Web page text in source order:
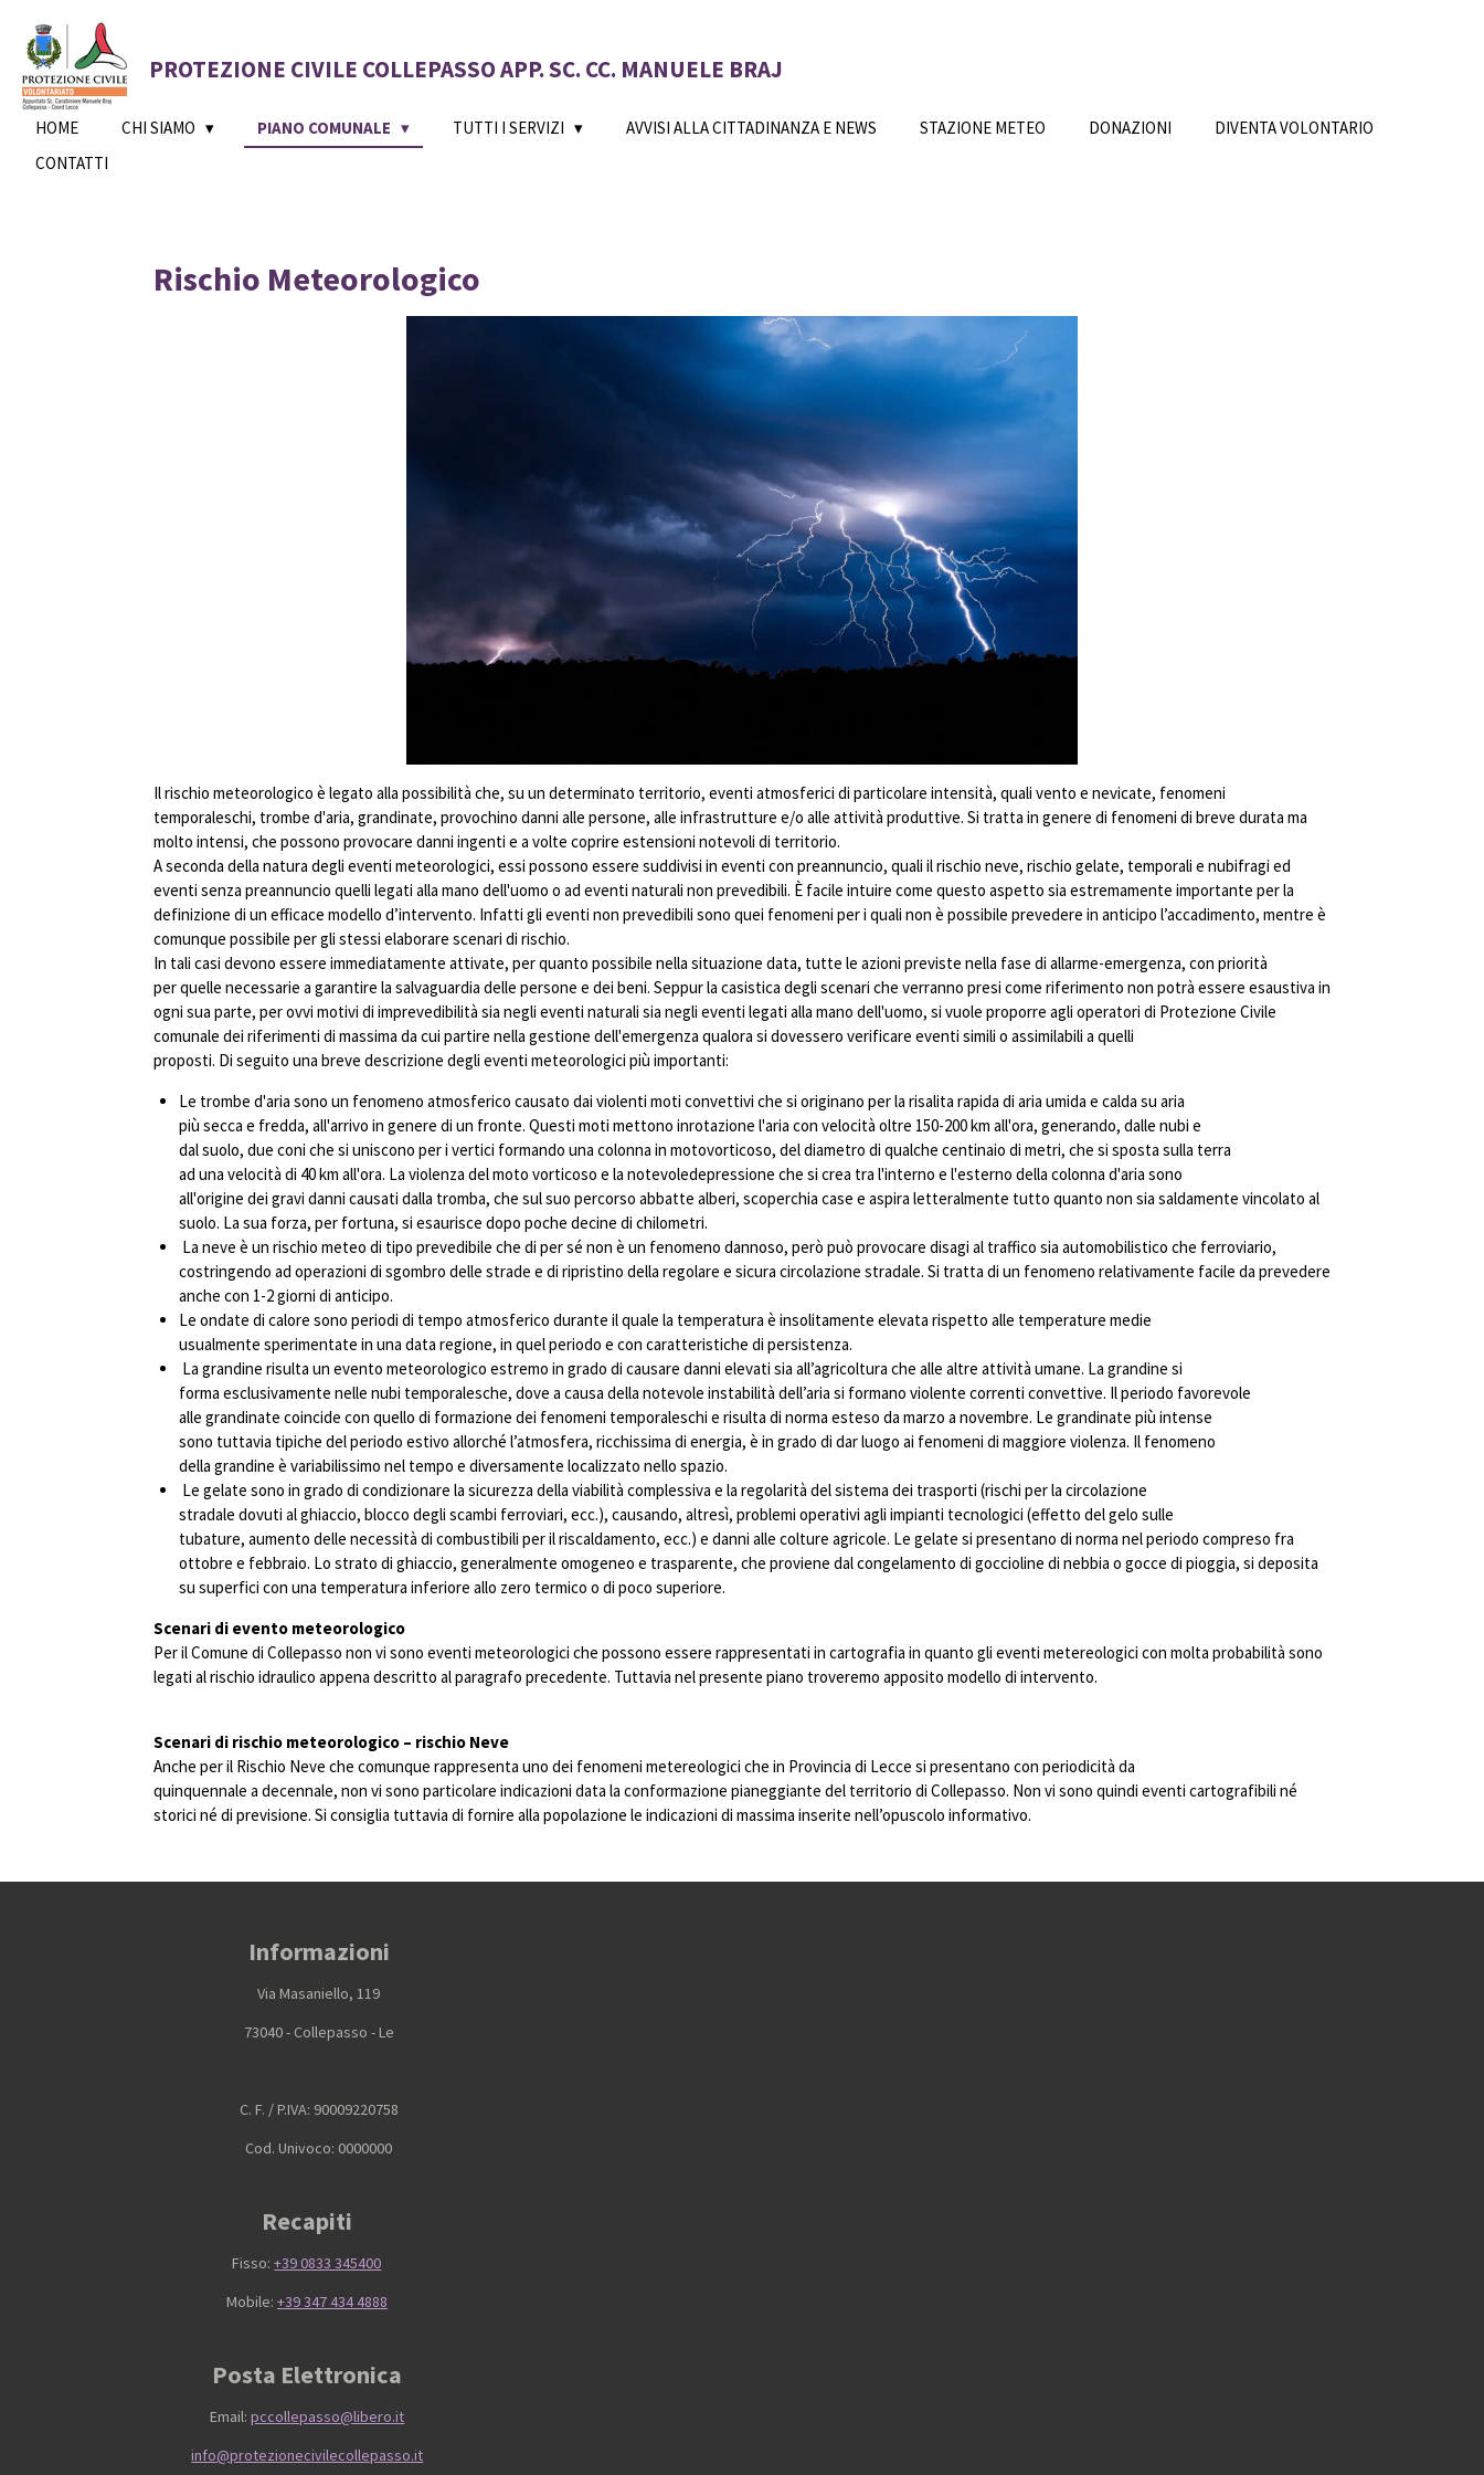
contenuto
principale
PROTEZIONE CIVILE COLLEPASSO APP. SC. CC. MANUELE BRAJ
HOME CHI SIAMO PIANO COMUNALE TUTTI I SERVIZI AVVISI ALLA CITTADINANZA E NEWS STAZIONE METEO DONAZIONI
DIVENTA VOLONTARIO
CONTATTI
Rischio Meteorologico
Il rischio meteorologico è legato alla possibilità che, su un determinato territorio, eventi atmosferici di particolare intensità, quali vento e nevicate, fenomeni
temporaleschi, trombe d'aria, grandinate, provochino danni alle persone, alle infrastrutture e/o alle attività produttive. Si tratta in genere di fenomeni di breve durata ma
molto intensi, che possono provocare danni ingenti e a volte coprire estensioni notevoli di territorio.
A seconda della natura degli eventi meteorologici, essi possono essere suddivisi in eventi con preannuncio, quali il rischio neve, rischio gelate, temporali e nubifragi ed
eventi senza preannuncio quelli legati alla mano dell'uomo o ad eventi naturali non prevedibili. È facile intuire come questo aspetto sia estremamente importante per la
definizione di un efficace modello d’intervento. Infatti gli eventi non prevedibili sono quei fenomeni per i quali non è possibile prevedere in anticipo l’accadimento, mentre è
comunque possibile per gli stessi elaborare scenari di rischio.
In tali casi devono essere immediatamente attivate, per quanto possibile nella situazione data, tutte le azioni previste nella fase di allarme-emergenza, con priorità
per quelle necessarie a garantire la salvaguardia delle persone e dei beni. Seppur la casistica degli scenari che verranno presi come riferimento non potrà essere esaustiva in
ogni sua parte, per ovvi motivi di imprevedibilità sia negli eventi naturali sia negli eventi legati alla mano dell'uomo, si vuole proporre agli operatori di Protezione Civile
comunale dei riferimenti di massima da cui partire nella gestione dell'emergenza qualora si dovessero verificare eventi simili o assimilabili a quelli
proposti. Di seguito una breve descrizione degli eventi meteorologici più importanti:
Le trombe d'aria sono un fenomeno atmosferico causato dai violenti moti convettivi che si originano per la risalita rapida di aria umida e calda su aria
più secca e fredda, all'arrivo in genere di un fronte. Questi moti mettono inrotazione l'aria con velocità oltre 150-200 km all'ora, generando, dalle nubi e
dal suolo, due coni che si uniscono per i vertici formando una colonna in motovorticoso, del diametro di qualche centinaio di metri, che si sposta sulla terra
ad una velocità di 40 km all'ora. La violenza del moto vorticoso e la notevoledepressione che si crea tra l'interno e l'esterno della colonna d'aria sono
all'origine dei gravi danni causati dalla tromba, che sul suo percorso abbatte alberi, scoperchia case e aspira letteralmente tutto quanto non sia saldamente vincolato al
suolo. La sua forza, per fortuna, si esaurisce dopo poche decine di chilometri.
La neve è un rischio meteo di tipo prevedibile che di per sé non è un fenomeno dannoso, però può provocare disagi al traffico sia automobilistico che ferroviario,
costringendo ad operazioni di sgombro delle strade e di ripristino della regolare e sicura circolazione stradale. Si tratta di un fenomeno relativamente facile da prevedere
anche con 1-2 giorni di anticipo.
Le ondate di calore sono periodi di tempo atmosferico durante il quale la temperatura è insolitamente elevata rispetto alle temperature medie
usualmente sperimentate in una data regione, in quel periodo e con caratteristiche di persistenza.
La grandine risulta un evento meteorologico estremo in grado di causare danni elevati sia all’agricoltura che alle altre attività umane. La grandine si
forma esclusivamente nelle nubi temporalesche, dove a causa della notevole instabilità dell’aria si formano violente correnti convettive. Il periodo favorevole
alle grandinate coincide con quello di formazione dei fenomeni temporaleschi e risulta di norma esteso da marzo a novembre. Le grandinate più intense
sono tuttavia tipiche del periodo estivo allorché l’atmosfera, ricchissima di energia, è in grado di dar luogo ai fenomeni di maggiore violenza. Il fenomeno
della grandine è variabilissimo nel tempo e diversamente localizzato nello spazio.
Le gelate sono in grado di condizionare la sicurezza della viabilità complessiva e la regolarità del sistema dei trasporti (rischi per la circolazione
stradale dovuti al ghiaccio, blocco degli scambi ferroviari, ecc.), causando, altresì, problemi operativi agli impianti tecnologici (effetto del gelo sulle
tubature, aumento delle necessità di combustibili per il riscaldamento, ecc.) e danni alle colture agricole. Le gelate si presentano di norma nel periodo compreso fra
ottobre e febbraio. Lo strato di ghiaccio, generalmente omogeneo e trasparente, che proviene dal congelamento di goccioline di nebbia o gocce di pioggia, si deposita
su superfici con una temperatura inferiore allo zero termico o di poco superiore.
Scenari di evento meteorologico
Per il Comune di Collepasso non vi sono eventi meteorologici che possono essere rappresentati in cartografia in quanto gli eventi metereologici con molta probabilità sono
legati al rischio idraulico appena descritto al paragrafo precedente. Tuttavia nel presente piano troveremo apposito modello di intervento.
Scenari di rischio meteorologico – rischio Neve
Anche per il Rischio Neve che comunque rappresenta uno dei fenomeni metereologici che in Provincia di Lecce si presentano con periodicità da
quinquennale a decennale, non vi sono particolare indicazioni data la conformazione pianeggiante del territorio di Collepasso. Non vi sono quindi eventi cartografibili né
storici né di previsione. Si consiglia tuttavia di fornire alla popolazione le indicazioni di massima inserite nell’opuscolo informativo.
Informazioni
Via Masaniello, 119
73040 - Collepasso - Le
C. F. / P.IVA: 90009220758
Cod. Univoco: 0000000
Recapiti
Fisso:+39 0833 345400
Mobile: +39 347 434 4888
Posta Elettronica
Email:pccollepasso@libero.it
info@protezionecivilecollepasso.it